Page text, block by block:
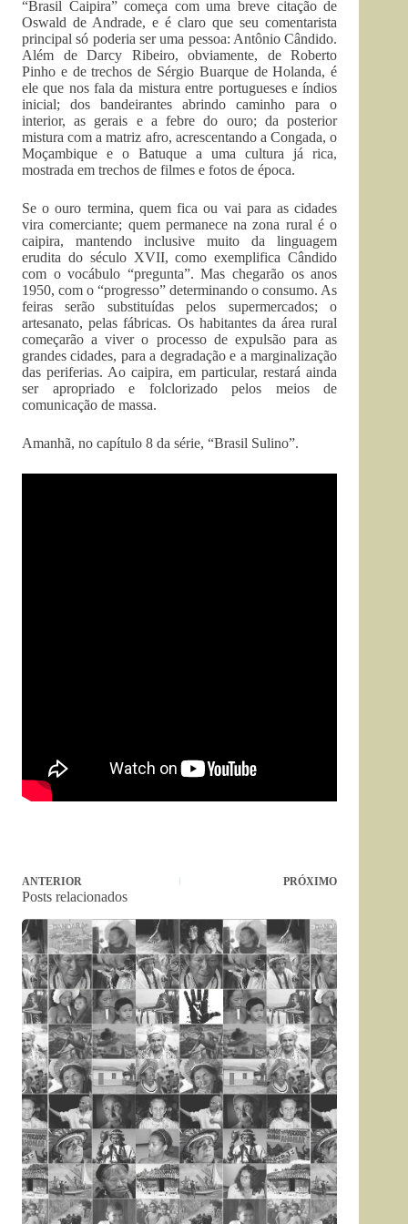
“Brasil Caipira” começa com uma breve citação de
Oswald de Andrade, e é claro que seu comentarista
principal só poderia ser uma pessoa: Antônio Cândido.
Além de Darcy Ribeiro, obviamente, de Roberto
Pinho e de trechos de Sérgio Buarque de Holanda, é
ele que nos fala da mistura entre portugueses e índios
inicial; dos bandeirantes abrindo caminho para o
interior, as gerais e a febre do ouro; da posterior
mistura com a matriz afro, acrescentando a Congada, o
Moçambique e o Batuque a uma cultura já rica,
mostrada em trechos de filmes e fotos de época.
Se o ouro termina, quem fica ou vai para as cidades
vira comerciante; quem permanece na zona rural é o
caipira, mantendo inclusive muito da linguagem
erudita do século XVII, como exemplifica Cândido
com o vocábulo “pregunta”. Mas chegarão os anos
1950, com o “progresso” determinando o consumo. As
feiras serão substituídas pelos supermercados; o
artesanato, pelas fábricas. Os habitantes da área rural
começarão a viver o processo de expulsão para as
grandes cidades, para a degradação e a marginalização
das periferias. Ao caipira, em particular, restará ainda
ser apropriado e folclorizado pelos meios de
comunicação de massa.
Amanhã, no capítulo 8 da série, “Brasil Sulino”.
ANTERIOR PRÓXIMO
Posts relacionados